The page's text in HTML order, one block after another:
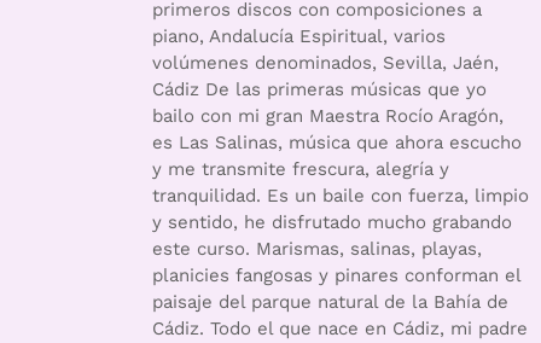
primeros discos con composiciones a
piano, Andalucía Espiritual, varios
volúmenes denominados, Sevilla, Jaén,
Cádiz De las primeras músicas que yo
bailo con mi gran Maestra Rocío Aragón,
es Las Salinas, música que ahora escucho
y me transmite frescura, alegría y
tranquilidad. Es un baile con fuerza, limpio
y sentido, he disfrutado mucho grabando
este curso. Marismas, salinas, playas,
planicies fangosas y pinares conforman el
paisaje del parque natural de la Bahía de
Cádiz. Todo el que nace en Cádiz, mi padre